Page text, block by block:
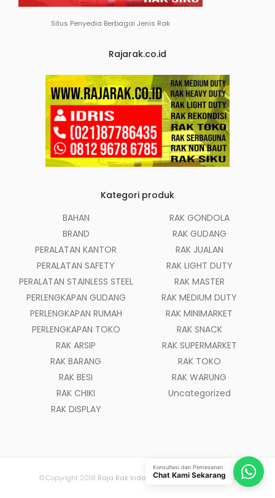
Situs Penyedia Berbagai Jenis Rak
Rajarak.co.id
Kategori produk
BAHAN
BRAND
PERALATAN KANTOR
PERALATAN SAFETY
PERALATAN STAINLESS STEEL
PERLENGKAPAN GUDANG
PERLENGKAPAN RUMAH
PERLENGKAPAN TOKO
RAK ARSIP
RAK BARANG
RAK BESI
RAK CHIKI
RAK DISPLAY
RAK GONDOLA
RAK GUDANG
RAK JUALAN
RAK LIGHT DUTY
RAK MASTER
RAK MEDIUM DUTY
RAK MINIMARKET
RAK SNACK
RAK SUPERMARKET
RAK TOKO
RAK WARUNG
Uncategorized
© Copyright 2018 Raja Rak Indonesia- All Rights Reserved
Konsultasi dan Pemesanan
Chat Kami Sekarang